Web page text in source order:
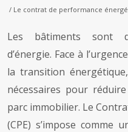
/ Le contrat de performance
Les bâtiments sont
d’énergie. Face à
la transition
nécessaires pour
parc immobilier. Le
(CPE) s’impose